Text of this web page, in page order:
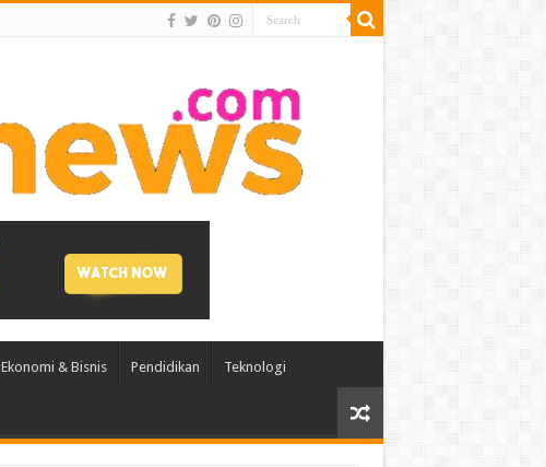
Ekonomi & Bisnis Pendidikan Teknologi